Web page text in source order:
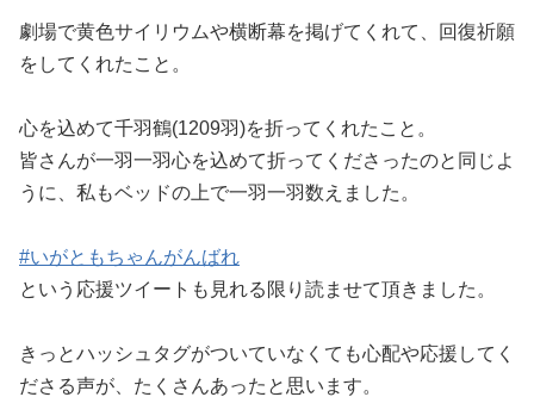
劇場で黄色サイリウムや横断幕を掲げてくれて、回復祈願
をしてくれたこと。
心を込めて千羽鶴(1209羽)を折ってくれたこと。
皆さんが一羽一羽心を込めて折ってくださったのと同じよ
うに、私もベッドの上で一羽一羽数えました。
#いがともちゃんがんばれ
という応援ツイートも見れる限り読ませて頂きました。
きっとハッシュタグがついていなくても心配や応援してく
ださる声が、たくさんあったと思います。